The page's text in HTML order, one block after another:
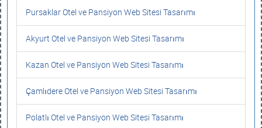
Pursaklar Otel ve Pansiyon Web Sitesi Tasarımı
Akyurt Otel ve Pansiyon Web Sitesi Tasarımı
Kazan Otel ve Pansiyon Web Sitesi Tasarımı
Çamlıdere Otel ve Pansiyon Web Sitesi Tasarımı
Polatlı Otel ve Pansiyon Web Sitesi Tasarımı